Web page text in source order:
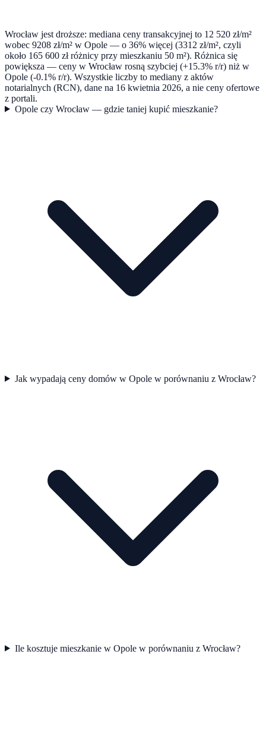
Wrocław jest droższe: mediana ceny transakcyjnej to 12 520 zł/m²
wobec 9208 zł/m² w Opole — o 36% więcej (3312 zł/m², czyli
około 165 600 zł różnicy przy mieszkaniu 50 m²). Różnica się
powiększa — ceny w Wrocław rosną szybciej (+15.3% r/r) niż w
Opole (-0.1% r/r). Wszystkie liczby to mediany z aktów
notarialnych (RCN), dane na 16 kwietnia 2026, a nie ceny ofertowe
z portali.
Opole czy Wrocław — gdzie taniej kupić mieszkanie?
Jak wypadają ceny domów w Opole w porównaniu z Wrocław?
Ile kosztuje mieszkanie w Opole w porównaniu z Wrocław?